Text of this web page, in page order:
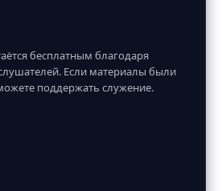
бесплатным благодаря
Если материалы были
поддержать служение.